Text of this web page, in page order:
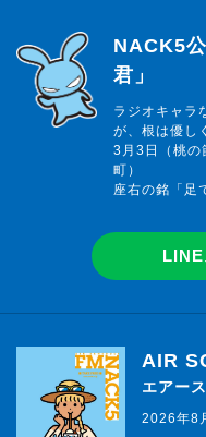
らじっと君
NACK5
君」
ラジオキャラ
が、根は優し
3月3日（桃の
町）
座右の銘「足
LINE
AIR
エアー
2026年8